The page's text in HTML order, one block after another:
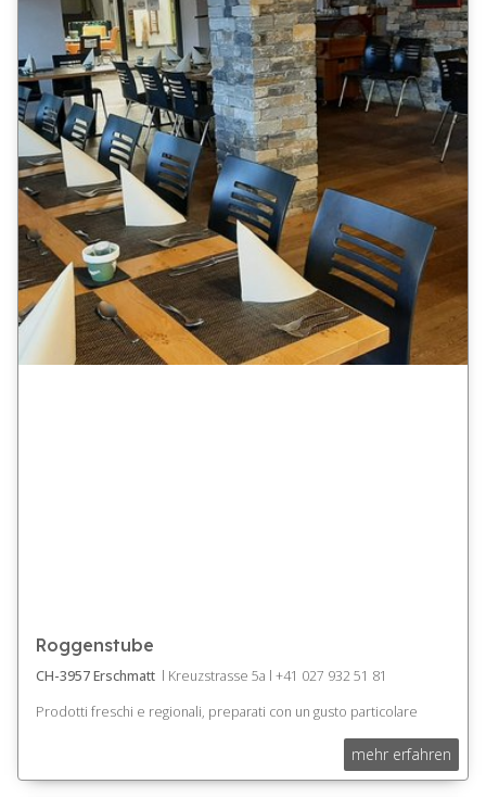
Roggenstube
CH-3957 Erschmatt l Kreuzstrasse 5a l +41 027 932 51 81
Prodotti freschi e regionali, preparati con un gusto particolare
mehr erfahren